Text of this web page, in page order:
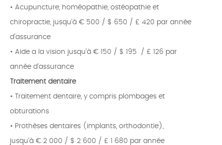
• Acupuncture, homéopathie, ostéopathie et
chiropractie, jusqu’à € 500 / $ 650 / £ 420 par année
d’assurance
• Aide a la vision jusqu’à € 150 / $ 195 / £ 126 par
année d’assurance
Traitement dentaire
• Traitement dentaire, y compris plombages et
obturations
• Prothèses dentaires (implants, orthodontie),
jusqu’à € 2 000 / $ 2 600 / £ 1 680 par année